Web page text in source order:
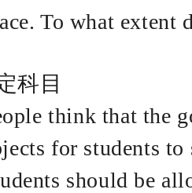
To what extent
科目
think that the
for students
should be